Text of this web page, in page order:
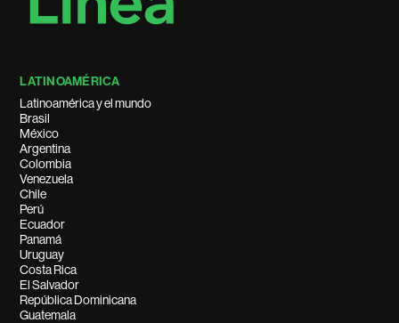
LATINOAMÉRICA
Latinoamérica y el mundo
Brasil
México
Argentina
Colombia
Venezuela
Chile
Perú
Ecuador
Panamá
Uruguay
Costa Rica
El Salvador
República Dominicana
Guatemala